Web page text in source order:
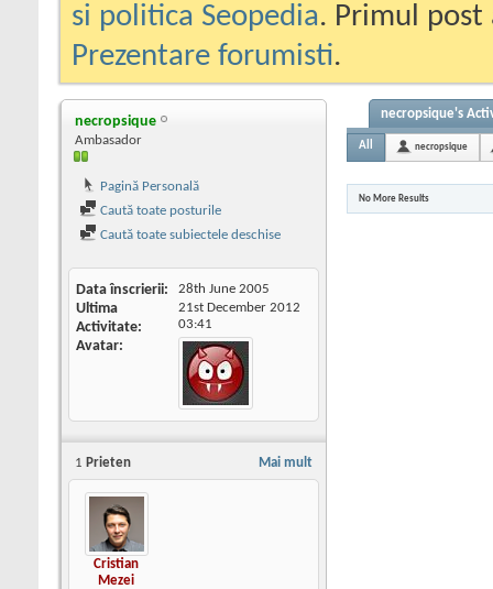
si politica Seopedia. Primul
Prezentare forumisti.
necropsique
Ambasador
Pagină Personală
Caută toate posturile
Caută toate subiectele deschise
Data înscrierii 28th June 2005
Ultima
Activitate
21st December 2012
03:41
Avatar
Mai mult
1 Prieten
Cristian
Mezei
necropsique's
All necropsique
No More Results